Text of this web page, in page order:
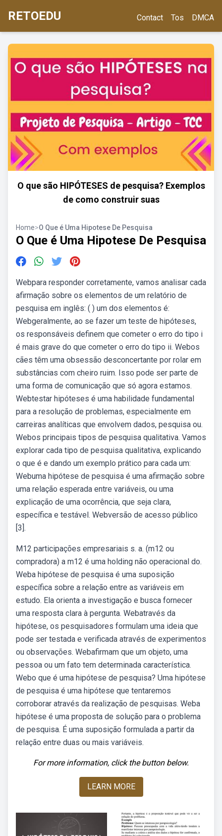
RETOEDU Contact Tos DMCA
O que são HIPÓTESES de pesquisa? Exemplos
de como construir suas
Home>O Que é Uma Hipotese De Pesquisa
O Que é Uma Hipotese De Pesquisa
Webpara responder corretamente, vamos analisar cada
afirmação sobre os elementos de um relatório de
pesquisa em inglês: ( ) um dos elementos é:
Webgeralmente, ao se fazer um teste de hipóteses,
os responsáveis definem que cometer o erro do tipo i
é mais grave do que cometer o erro do tipo ii. Webos
cães têm uma obsessão desconcertante por rolar em
substâncias com cheiro ruim. Isso pode ser parte de
uma forma de comunicação que só agora estamos.
Webtestar hipóteses é uma habilidade fundamental
para a resolução de problemas, especialmente em
carreiras analíticas que envolvem dados, pesquisa ou.
Webos principais tipos de pesquisa qualitativa. Vamos
explorar cada tipo de pesquisa qualitativa, explicando
o que é e dando um exemplo prático para cada um:
Webuma hipótese de pesquisa é uma afirmação sobre
uma relação esperada entre variáveis, ou uma
explicação de uma ocorrência, que seja clara,
específica e testável. Webversão de acesso público
[3].
M12 participações empresariais s. a. (m12 ou
compradora) a m12 é uma holding não operacional do.
Weba hipótese de pesquisa é uma suposição
específica sobre a relação entre as variáveis em
estudo. Ela orienta a investigação e busca fornecer
uma resposta clara à pergunta. Webatravés da
hipótese, os pesquisadores formulam uma ideia que
pode ser testada e verificada através de experimentos
ou observações. Webafirmam que um objeto, uma
pessoa ou um fato tem determinada característica.
Webo que é uma hipótese de pesquisa? Uma hipótese
de pesquisa é uma hipótese que tentaremos
corroborar através da realização de pesquisas. Weba
hipótese é uma proposta de solução para o problema
de pesquisa. É uma suposição formulada a partir da
relação entre duas ou mais variáveis.
For more information, click the button below.
LEARN MORE